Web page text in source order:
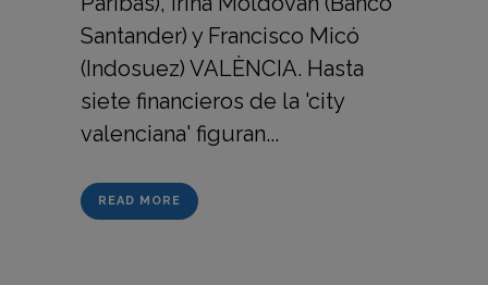
Santander) y Francisco Micó
(Indosuez) VALÈNCIA. Hasta
siete financieros de la 'city
valenciana' figuran...
READ MORE